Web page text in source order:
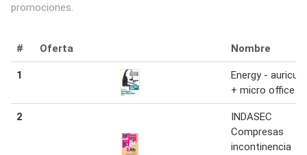
promociones.
# Oferta Nombre
1
Energy -
+ micro office
2
INDASEC
Compresas
incontinencia